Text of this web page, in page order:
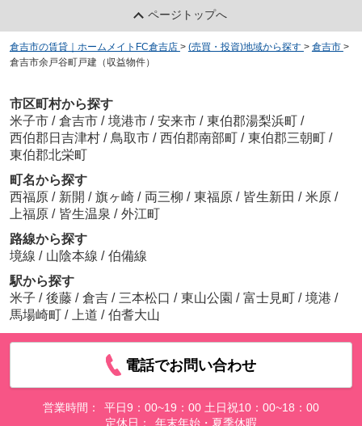
ページトップへ
倉吉市の賃貸｜ホームメイトFC倉吉店 > (売買・投資)地域から探す > 倉吉市 >
倉吉市余戸谷町戸建（収益物件）
市区町村から探す
米子市 / 倉吉市 / 境港市 / 安来市 / 東伯郡湯梨浜町 /
西伯郡日吉津村 / 鳥取市 / 西伯郡南部町 / 東伯郡三朝町 /
東伯郡北栄町
町名から探す
西福原 / 新開 / 旗ヶ崎 / 両三柳 / 東福原 / 皆生新田 / 米原 /
上福原 / 皆生温泉 / 外江町
路線から探す
境線 / 山陰本線 / 伯備線
駅から探す
米子 / 後藤 / 倉吉 / 三本松口 / 東山公園 / 富士見町 / 境港 /
馬場崎町 / 上道 / 伯耆大山
電話でお問い合わせ
営業時間：
平日9：00~19：00 土日祝10：00~18：00
定休日：
年末年始・夏季休暇